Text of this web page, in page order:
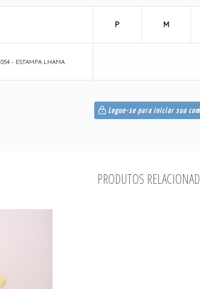
054 - ESTAMPA LHAMA
P M
Logue-se para iniciar sua
PRODUTOS